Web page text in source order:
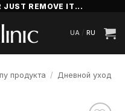
JUST REMOVE IT...
UA / RU
продукта / Дневной уход